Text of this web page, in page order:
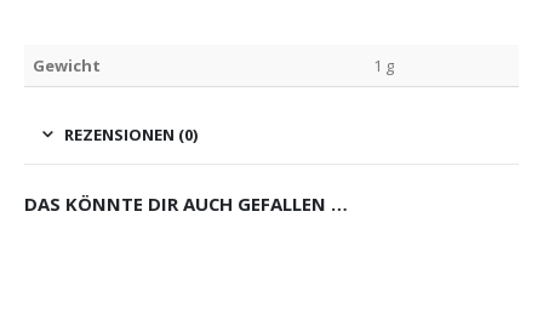
Gewicht 1 g
REZENSIONEN (0)
DAS KÖNNTE DIR AUCH GEFALLEN …